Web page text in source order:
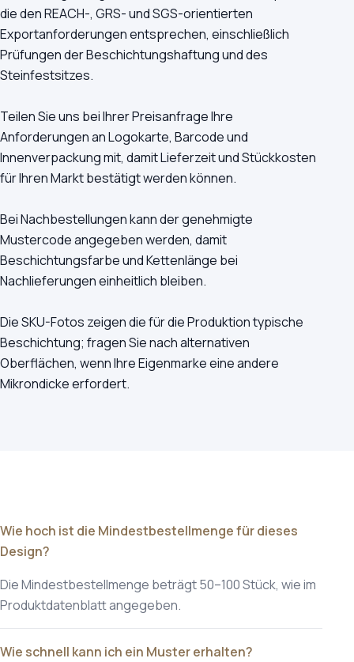
die den REACH-, GRS- und SGS-orientierten
Exportanforderungen entsprechen, einschließlich
Prüfungen der Beschichtungshaftung und des
Steinfestsitzes.
Teilen Sie uns bei Ihrer Preisanfrage Ihre
Anforderungen an Logokarte, Barcode und
Innenverpackung mit, damit Lieferzeit und Stückkosten
für Ihren Markt bestätigt werden können.
Bei Nachbestellungen kann der genehmigte
Mustercode angegeben werden, damit
Beschichtungsfarbe und Kettenlänge bei
Nachlieferungen einheitlich bleiben.
Die SKU-Fotos zeigen die für die Produktion typische
Beschichtung; fragen Sie nach alternativen
Oberflächen, wenn Ihre Eigenmarke eine andere
Mikrondicke erfordert.
Wie hoch ist die Mindestbestellmenge für dieses
Design?
Die Mindestbestellmenge beträgt 50–100 Stück, wie im
Produktdatenblatt angegeben.
Wie schnell kann ich ein Muster erhalten?